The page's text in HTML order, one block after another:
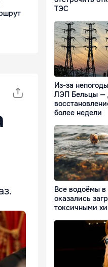
ТЭС
Из-за
ЛЭП Бельцы —
более недели
Все водоёмы в
оказались
токсичными